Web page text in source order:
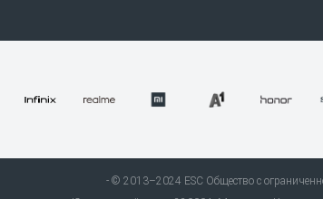
© 2013–2024 ESC Общество с